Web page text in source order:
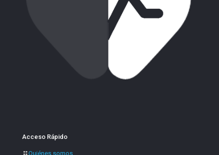
Acceso Rápido
Quiénes somos